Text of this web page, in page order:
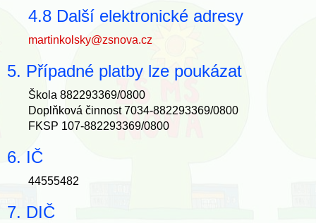
4.8 Další elektronické adresy
martinkolsky@zsnova.cz
5. Případné platby lze poukázat
Škola 882293369/0800
Doplňková činnost 7034-882293369/0800
FKSP 107-882293369/0800
6. IČ
44555482
7. DIČ